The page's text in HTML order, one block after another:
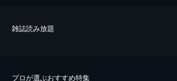
雑誌読み放題
プロが選ぶおすすめ特集